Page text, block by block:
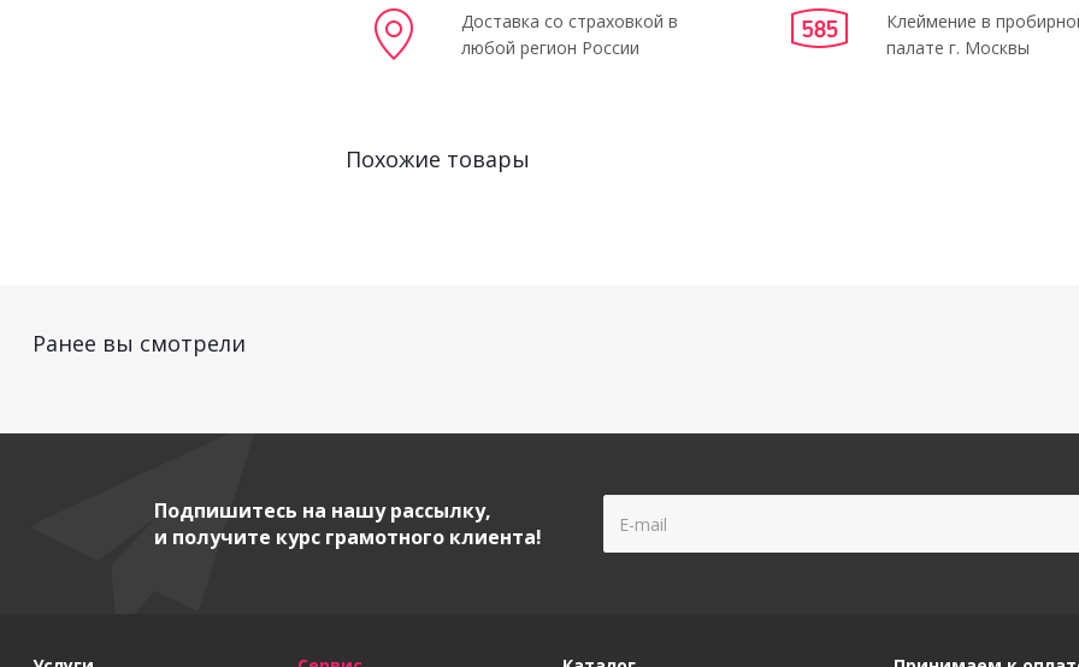
Доставка со страховкой в
любой регион России
Клеймение в
палате г. Москвы
Похожие товары
Ранее вы смотрели
Подпишитесь на нашу рассылку,
и получите курс грамотного клиента!